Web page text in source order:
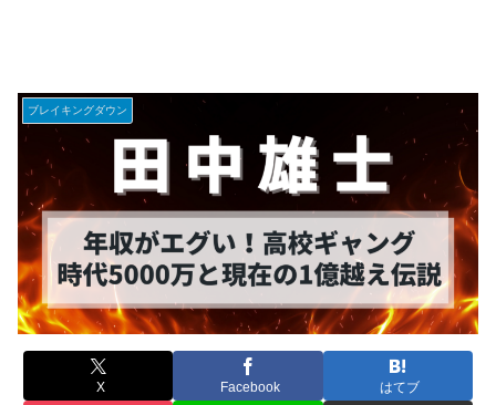
ブレイキングダウン
X Facebook はてブ